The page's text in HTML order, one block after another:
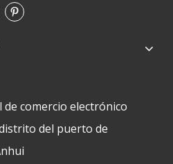
de comercio electrónico
del puerto de